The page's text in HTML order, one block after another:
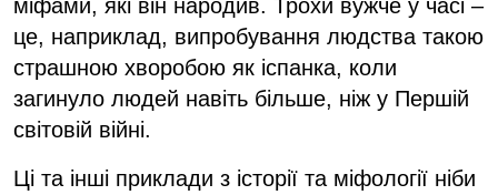
міфами, які він народив. Трохи вужче у часі –
це, наприклад, випробування людства такою
страшною хворобою як іспанка, коли
загинуло людей навіть більше, ніж у Першій
світовій війні.
Ці та інші приклади з історії та міфології ніби